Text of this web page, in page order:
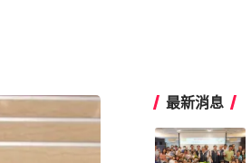
最新消息